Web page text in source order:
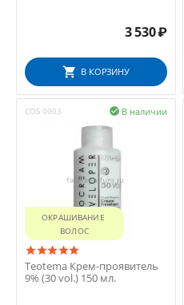
3 530₽
В КОРЗИНУ
COS 0003 В наличии

ОКРАШИВАНИЕ
ВОЛОС
Teotema Крем-проявитель
9% (30 vol.) 150 мл.